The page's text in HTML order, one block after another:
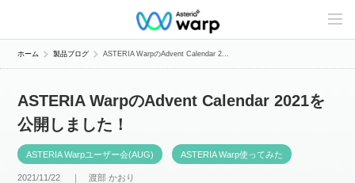
C
n
e
ホーム 製品ブログ ASTERIA WarpのAdvent Calendar 2...
ASTERIA WarpのAdvent Calendar 2021を
公開しました！
ASTERIA Warpユーザー会(AUG) ASTERIA Warp使ってみた
2021/11/22 ｜渡部 かおり